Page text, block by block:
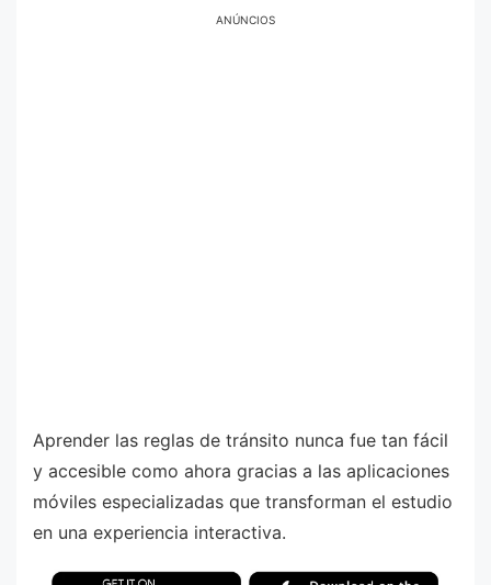
ANÚNCIOS
Aprender las reglas de tránsito nunca fue tan fácil
y accesible como ahora gracias a las aplicaciones
móviles especializadas que transforman el estudio
en una experiencia interactiva.